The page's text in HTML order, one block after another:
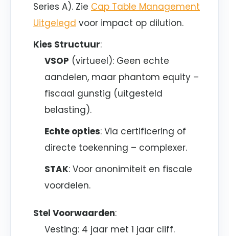
Series A). Zie Cap Table Management
Uitgelegd voor impact op dilution.
Kies Structuur:
VSOP (virtueel): Geen echte
aandelen, maar phantom equity –
fiscaal gunstig (uitgesteld
belasting).
Echte opties: Via certificering of
directe toekenning – complexer.
STAK: Voor anonimiteit en fiscale
voordelen.
Stel Voorwaarden:
Vesting: 4 jaar met 1 jaar cliff.